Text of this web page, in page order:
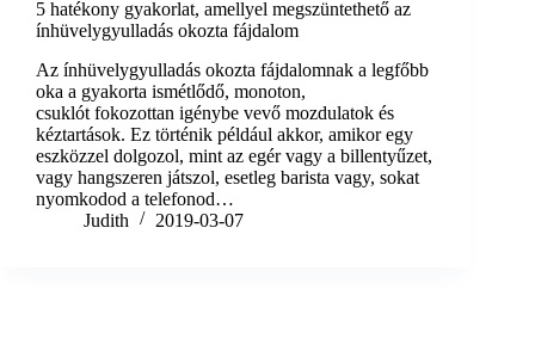
5 hatékony gyakorlat, amellyel megszüntethető az
ínhüvelygyulladás okozta fájdalom
Az ínhüvelygyulladás okozta fájdalomnak a legfőbb
oka a gyakorta ismétlődő, monoton,
csuklót fokozottan igénybe vevő mozdulatok és
kéztartások. Ez történik például akkor, amikor egy
eszközzel dolgozol, mint az egér vagy a billentyűzet,
vagy hangszeren játszol, esetleg barista vagy, sokat
nyomkodod a telefonod…
Judith
2019-03-07